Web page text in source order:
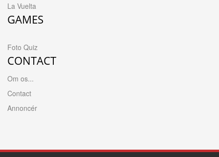
La Vuelta
GAMES
Foto Quiz
CONTACT
Om os...
Contact
Annoncér